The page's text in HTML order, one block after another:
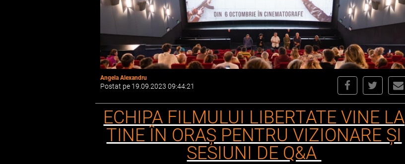
Angela Alexandru
Postat pe 19.09.2023 09:44:21
ECHIPA FILMULUI LIBERTATE VINE LA
TINE ÎN ORAȘ PENTRU VIZIONARE ȘI
SESIUNI DE Q&A